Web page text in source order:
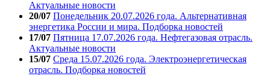
Актуальные новости
20/07 Понедельник 20.07.2026 года. Альтернативная
энергетика России и мира. Подборка новостей
17/07 Пятница 17.07.2026 года. Нефтегазовая отрасль.
Актуальные новости
15/07 Среда 15.07.2026 года. Электроэнергетическая
отрасль. Подборка новостей